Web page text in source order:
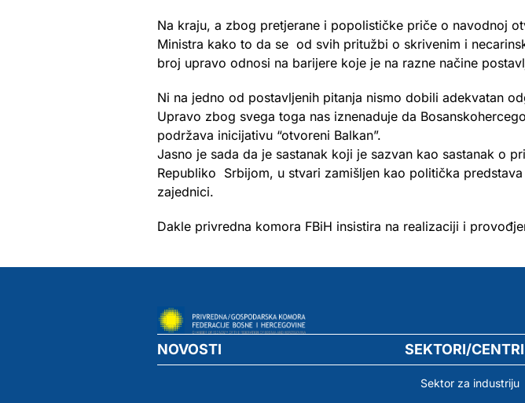
Na kraju, a zbog pretjerane i popolističke priče o navodnoj
Ministra kako to da se od svih pritužbi o skrivenim i
broj upravo odnosi na barijere koje je na razne načine
Ni na jedno od postavljenih pitanja nismo dobili adekvatan
Upravo zbog svega toga nas iznenaduje da
podržava inicijativu “otvoreni Balkan”.
Jasno je sada da je sastanak koji je sazvan kao sastanak o
Republiko Srbijom, u stvari zamišljen kao politička
zajednici.
Dakle privredna komora FBiH insistira na realizaciji i
NOVOSTI SEKTORI/CENTRI
Sektor za industriju